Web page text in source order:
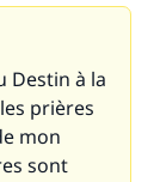
Destin à la
prières
mon
sont